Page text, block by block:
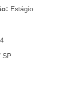
Estágio
SP